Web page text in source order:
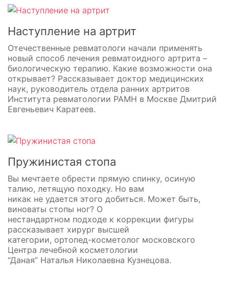
Наступление на артрит
Отечественные ревматологи начали применять
новый способ лечения ревматоидного артрита –
биологическую терапию. Какие возможности она
открывает? Рассказывает доктор медицинских
наук, руководитель отдела ранних артритов
Института ревматологии РАМН в Москве Дмитрий
Евгеньевич Каратеев.
Пружинистая стопа
Вы мечтаете обрести прямую спинку, осиную
талию, летящую походку. Но вам
никак не удается этого добиться. Может быть,
виноваты стопы ног? О
нестандартном подходе к коррекции фигуры
рассказывает хирург высшей
категории, ортопед-косметолог московского
Центра лечебной косметологии
“Даная” Наталья Николаевна Кузнецова.